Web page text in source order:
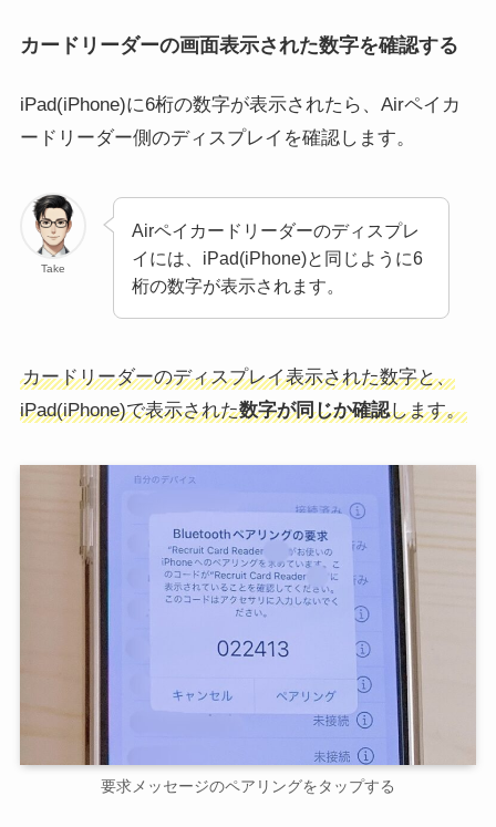
カードリーダーの画面表示された数字を確認する
iPad(iPhone)に6桁の数字が表示されたら、Airペイカ
ードリーダー側のディスプレイを確認します。
Take
Airペイカードリーダーのディスプレ
イには、iPad(iPhone)と同じように6
桁の数字が表示されます。
カードリーダーのディスプレイ表示された数字と、
iPad(iPhone)で表示された数字が同じか確認します。
要求メッセージのペアリングをタップする